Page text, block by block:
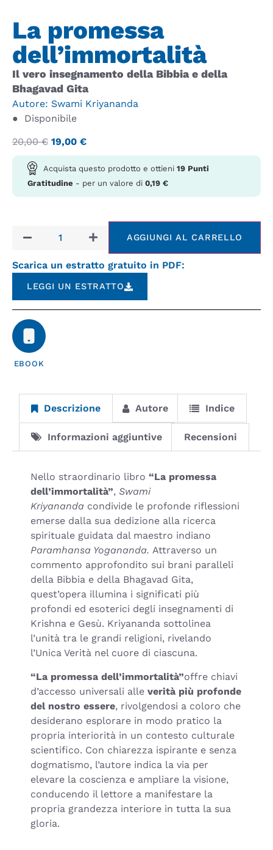
La promessa
dell’immortalità
Il vero insegnamento della Bibbia e della
Bhagavad Gita
Autore: Swami Kriyananda
●
Disponibile
20,00€ 19,00 €
Acquista questo prodotto e ottieni 19 Punti
Gratitudine - per un valore di 0,19 €
AGGIUNGI AL CARRELLO
Scarica un estratto gratuito in PDF:
LEGGI UN ESTRATTO
EBOOK
Descrizione Autore Indice
Informazioni aggiuntive Recensioni
Nello straordinario libro “La promessa
dell’immortalità”, Swami
Kriyananda condivide le profonde riflessioni
emerse dalla sua dedizione alla ricerca
spirituale guidata dal maestro indiano
Paramhansa Yogananda. Attraverso un
commento approfondito sui brani paralleli
della Bibbia e della Bhagavad Gita,
quest’opera illumina i significati più
profondi ed esoterici degli insegnamenti di
Krishna e Gesù. Kriyananda sottolinea
l’unità tra le grandi religioni, rivelando
l’Unica Verità nel cuore di ciascuna.
“La promessa dell’immortalità”offre chiavi
d’accesso universali alle verità più profonde
del nostro essere, rivolgendosi a coloro che
desiderano esplorare in modo pratico la
propria interiorità in un contesto culturale
scientifico. Con chiarezza ispirante e senza
dogmatismo, l’autore indica la via per
elevare la coscienza e ampliare la visione,
conducendo il lettore a manifestare la
propria grandezza interiore in tutta la sua
gloria.